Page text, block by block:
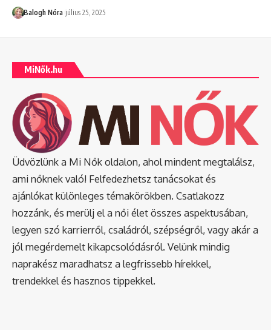
Balogh Nóra július 25, 2025
MiNők.hu
Üdvözlünk a Mi Nők oldalon, ahol mindent megtalálsz,
ami nőknek való! Felfedezhetsz tanácsokat és
ajánlókat különleges témakörökben. Csatlakozz
hozzánk, és merülj el a női élet összes aspektusában,
legyen szó karrierről, családról, szépségről, vagy akár a
jól megérdemelt kikapcsolódásról. Velünk mindig
naprakész maradhatsz a legfrissebb hírekkel,
trendekkel és hasznos tippekkel.